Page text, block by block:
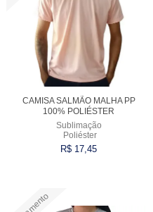
CAMISA SALMÃO MALHA PP
100% POLIÉSTER
Sublimação
Poliéster
R$ 17,45